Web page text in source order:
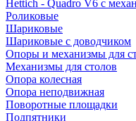
Hettich - Quadro V6 с
Роликовые
Шариковые
Шариковые с доводчиком
Опоры и механизмы для
Механизмы для столов
Опора колесная
Опора неподвижная
Поворотные площадки
Подпятники